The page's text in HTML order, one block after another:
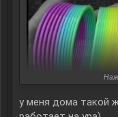
у меня дома такой